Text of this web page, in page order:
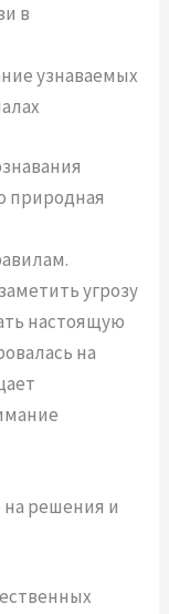
в
узнаваемых
природная
угрозу
настоящую
на
на решения и